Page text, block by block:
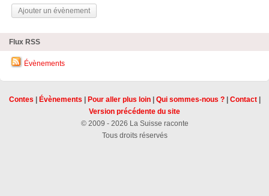
Ajouter un évènement
Flux RSS
Évènements
Contes Évènements Pour aller plus loin| Qui sommes-nous ?| Contact|
Version précédente du site
© 2009 - 2026 La Suisse raconte
Tous droits réservés